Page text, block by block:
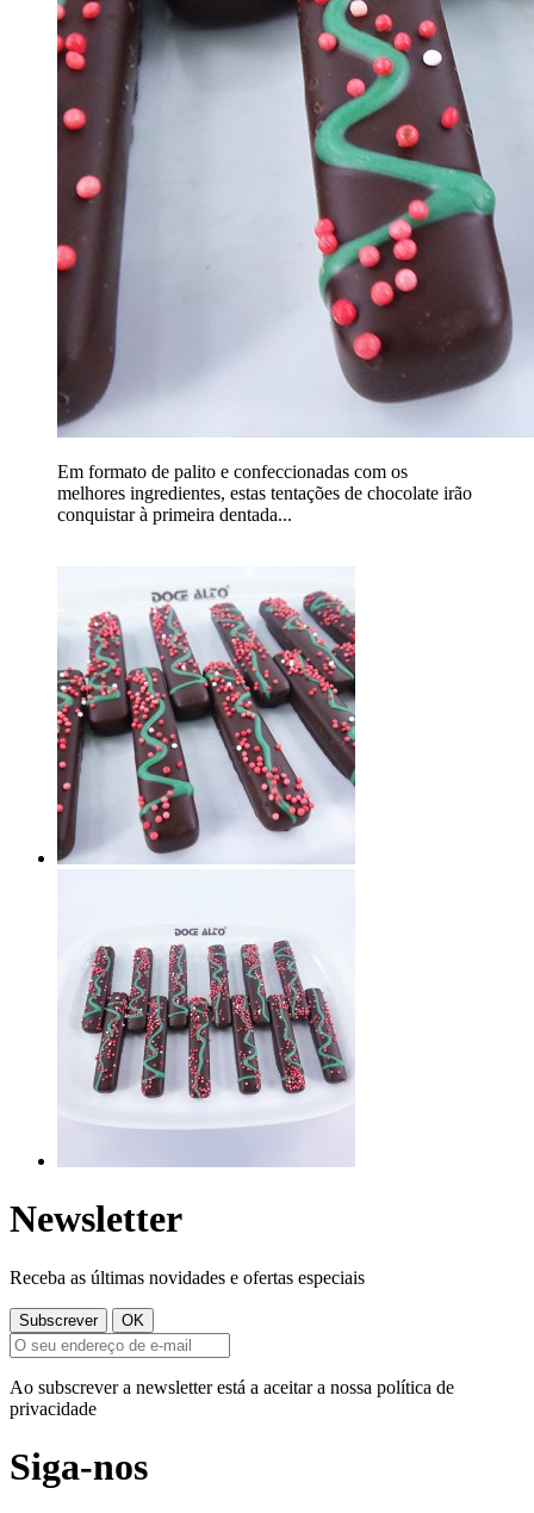
Em formato de palito e confeccionadas com os
melhores ingredientes, estas tentações de chocolate irão
conquistar à primeira dentada...
Newsletter
Receba as últimas novidades e ofertas especiais
Ao subscrever a newsletter está a aceitar a nossa política de
privacidade
Siga-nos